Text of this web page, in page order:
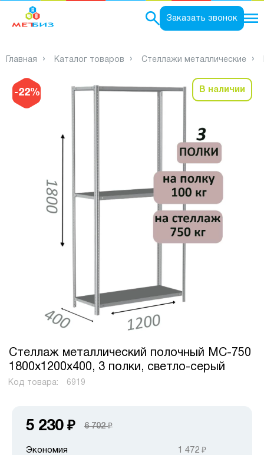
Заказать звонок
Главная Каталог товаров Стеллажи металлические
-22% В наличии
Стеллаж металлический полочный МС-750
1800х1200х400, 3 полки, светло-серый
Код товара: 6919
5 230 ₽ 6 702₽
Экономия 1 472 ₽